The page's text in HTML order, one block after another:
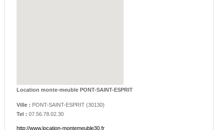
Location monte-meuble PONT-SAINT-ESPRIT
Ville : PONT-SAINT-ESPRIT(30130)
Tel : 07.56.78.02.30
http://www.location-montemeuble30.fr